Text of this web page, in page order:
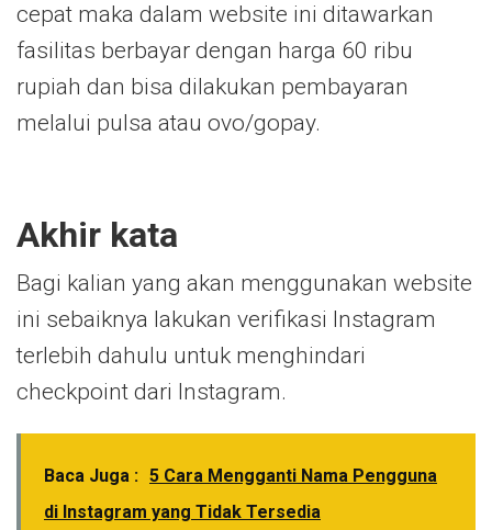
cepat maka dalam website ini ditawarkan
fasilitas berbayar dengan harga 60 ribu
rupiah dan bisa dilakukan pembayaran
melalui pulsa atau ovo/gopay.
Akhir kata
Bagi kalian yang akan menggunakan website
ini sebaiknya lakukan verifikasi Instagram
terlebih dahulu untuk menghindari
checkpoint dari Instagram.
Baca Juga : 5 Cara Mengganti Nama Pengguna
di Instagram yang Tidak Tersedia